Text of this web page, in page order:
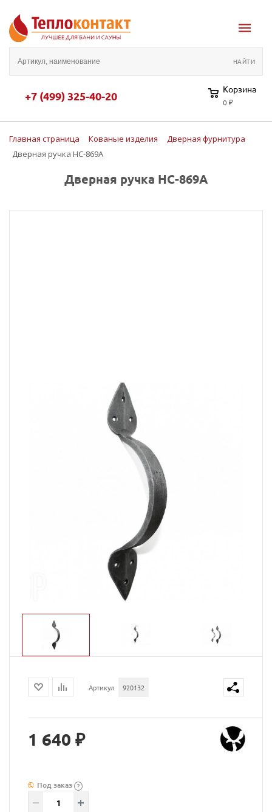
+7 (499) 325-40-20 Корзина
0 ₽
Главная страница Кованые изделия
Дверная фурнитура
Дверная ручка HC-869A
Дверная ручка HC-869A
Артикул 920132
1 640 ₽
Под заказ ?